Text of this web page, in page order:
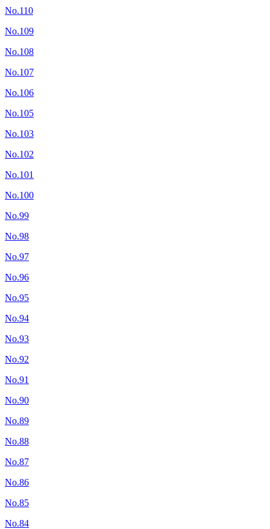
No.110
No.109
No.108
No.107
No.106
No.105
No.103
No.102
No.101
No.100
No.99
No.98
No.97
No.96
No.95
No.94
No.93
No.92
No.91
No.90
No.89
No.88
No.87
No.86
No.85
No.84